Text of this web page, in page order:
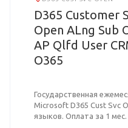
D365 Customer
Open ALng Sub
AP Qlfd User
O365
Государственная
Microsoft D365 Cust Svc
языков. Оплата за 1 мес.